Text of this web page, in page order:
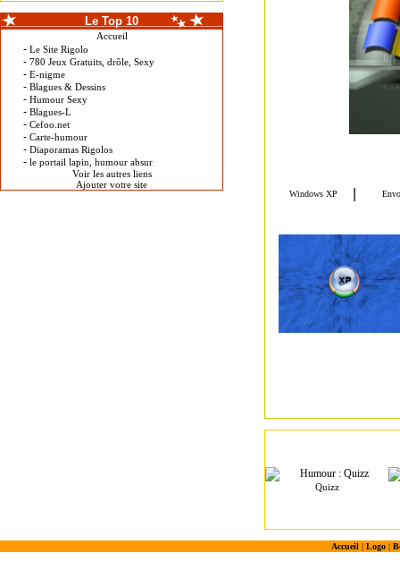
Le Top 10
Accueil
- Le Site Rigolo
- 780 Jeux Gratuits, drôle, Sexy
- E-nigme
- Blagues & Dessins
- Humour Sexy
- Blagues-L
- Cefoo.net
- Carte-humour
- Diaporamas Rigolos
- le portail lapin, humour absur
Voir les autres liens
Ajouter votre site
Quizz
Accueil| Logo|